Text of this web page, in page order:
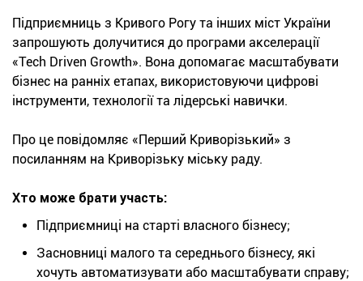
Підприємниць з Кривого Рогу та інших міст України
запрошують долучитися до програми акселерації
«Tech Driven Growth». Вона допомагає масштабувати
бізнес на ранніх етапах, використовуючи цифрові
інструменти, технології та лідерські навички.
Про це повідомляє «Перший Криворізький» з
посиланням на Криворізьку міську раду.
Хто може брати участь:
Підприємниці на старті власного бізнесу;
Засновниці малого та середнього бізнесу, які
хочуть автоматизувати або масштабувати справу;